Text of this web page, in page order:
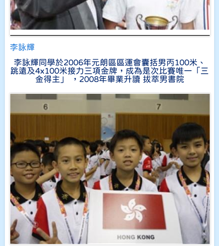
李詠輝
李詠輝同學於2006年元朗區區運會囊括男丙100米、
跳遠及4x100米接力三項金牌，成為是次比賽唯一「三
金得主」 ，2008年畢業升讀 拔萃男書院